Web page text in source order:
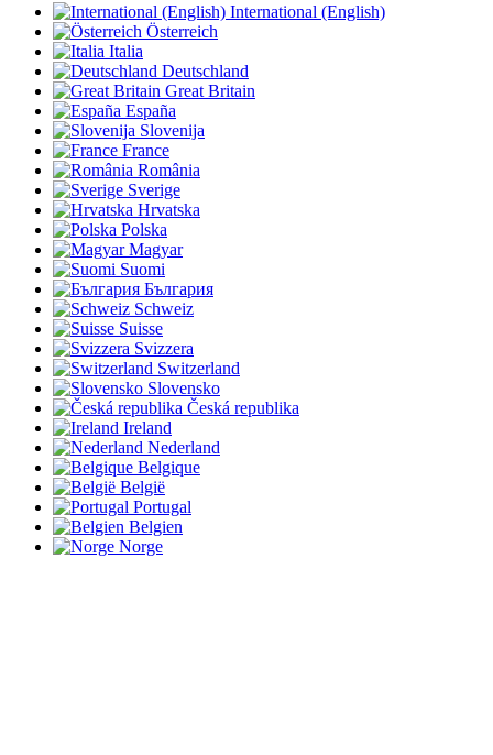
International (English)
Österreich
Italia
Deutschland
Great Britain
España
Slovenija
France
România
Sverige
Hrvatska
Polska
Magyar
Suomi
България
Schweiz
Suisse
Svizzera
Switzerland
Slovensko
Česká republika
Ireland
Nederland
Belgique
België
Portugal
Belgien
Norge